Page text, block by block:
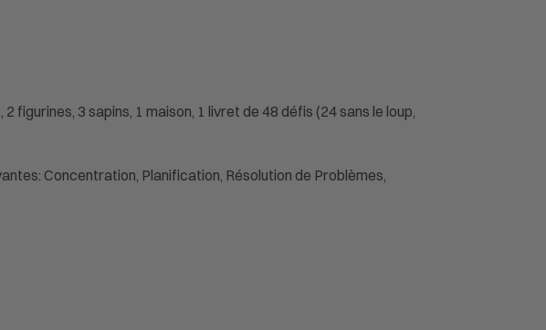
figurines, 3 sapins, 1 maison, 1 livret de 48 défis (24 sans le loup,
Concentration, Planification, Résolution de Problèmes,